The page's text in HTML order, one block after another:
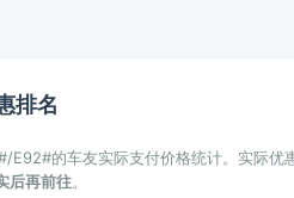
排名
E92#的车友实际支付价格统计。实际优
后再前往。